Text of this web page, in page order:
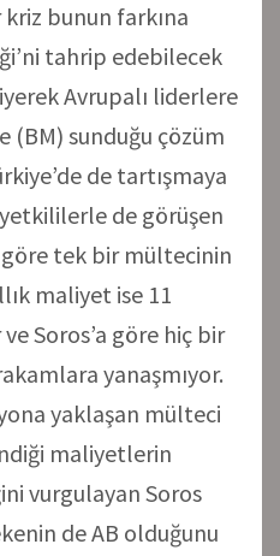
bunun farkına
tahrip edebilecek
Avrupalı liderlere
(BM) sunduğu çözüm
de tartışmaya
de görüşen
göre tek bir mültecinin
maliyet ise 11
Soros’a göre hiç bir
yanaşmıyor.
yaklaşan mülteci
maliyetlerin
vurgulayan Soros
de AB olduğunu